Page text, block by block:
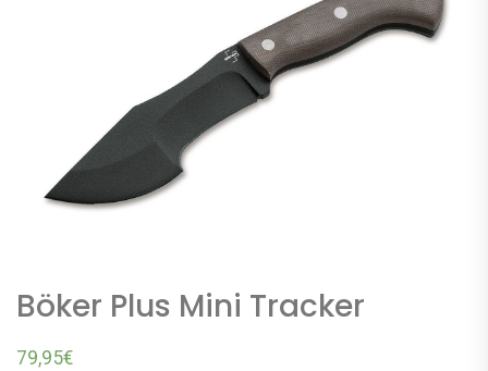
Böker Plus Mini Tracker
79,95€